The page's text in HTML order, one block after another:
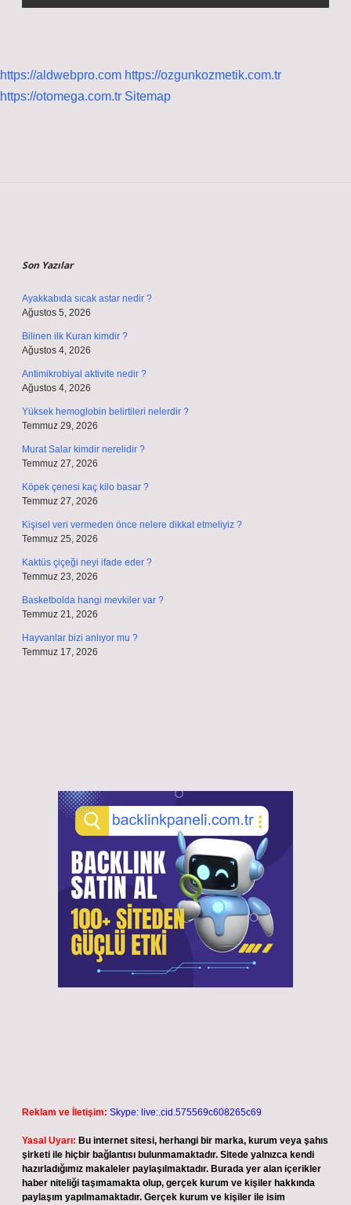
https://aldwebpro.com https://ozgunkozmetik.com.tr
https://otomega.com.tr Sitemap
Son Yazılar
Ayakkabıda sıcak astar nedir ?
Ağustos 5, 2026
Bilinen ilk Kuran kimdir ?
Ağustos 4, 2026
Antimikrobiyal aktivite nedir ?
Ağustos 4, 2026
Yüksek hemoglobin belirtileri nelerdir ?
Temmuz 29, 2026
Murat Salar kimdir nerelidir ?
Temmuz 27, 2026
Köpek çenesi kaç kilo basar ?
Temmuz 27, 2026
Kişisel veri vermeden önce nelere dikkat etmeliyiz ?
Temmuz 25, 2026
Kaktüs çiçeği neyi ifade eder ?
Temmuz 23, 2026
Basketbolda hangi mevkiler var ?
Temmuz 21, 2026
Hayvanlar bizi anlıyor mu ?
Temmuz 17, 2026
Reklam ve İletişim: Skype: live:.cid.575569c608265c69
Yasal Uyarı: Bu internet sitesi, herhangi bir marka, kurum veya şahıs
şirketi ile hiçbir bağlantısı bulunmamaktadır. Sitede yalnızca kendi
hazırladığımız makaleler paylaşılmaktadır. Burada yer alan içerikler
haber niteliği taşımamakta olup, gerçek kurum ve kişiler hakkında
paylaşım yapılmamaktadır. Gerçek kurum ve kişiler ile isim